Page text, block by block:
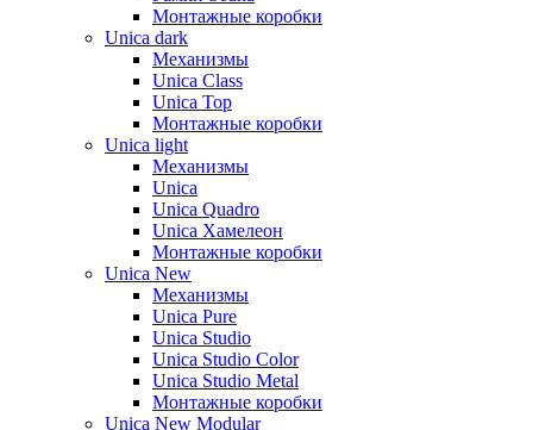
Монтажные коробки
Unica dark
Механизмы
Unica Class
Unica Top
Монтажные коробки
Unica light
Механизмы
Unica
Unica Quadro
Unica Хамелеон
Монтажные коробки
Unica New
Механизмы
Unica Pure
Unica Studio
Unica Studio Color
Unica Studio Metal
Монтажные коробки
Unica New Modular